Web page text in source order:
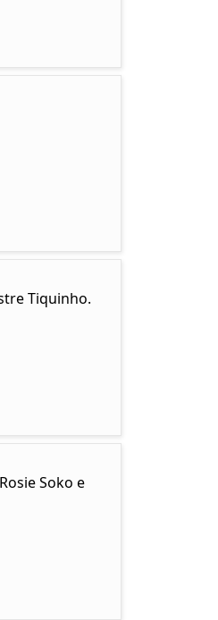
Tiquinho.
Soko e